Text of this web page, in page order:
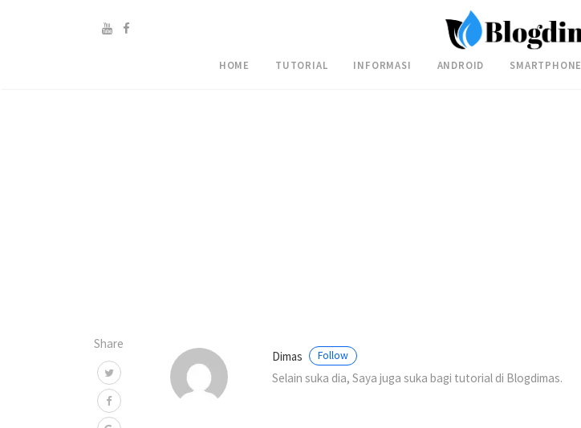
HOME TUTORIAL INFORMASI ANDROID SMARTPHONE
Share
Dimas Follow
Selain suka dia, Saya juga suka bagi tutorial di Blogdimas.